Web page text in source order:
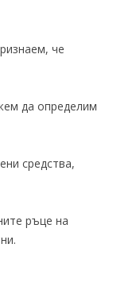
че
да определим
средства,
ръце на